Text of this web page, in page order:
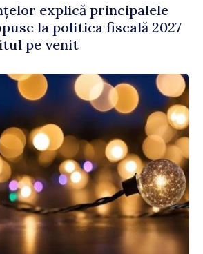
explică principalele
la politica fiscală 2027
pe venit